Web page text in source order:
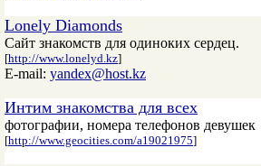
Lonely Diamonds
Сайт знакомств для одиноких сердец.
[http://www.lonelyd.kz]
E-mail: yandex@host.kz
Интим знакомства для всех
фотографии, номера телефонов девушек
[http://www.geocities.com/a19021975]